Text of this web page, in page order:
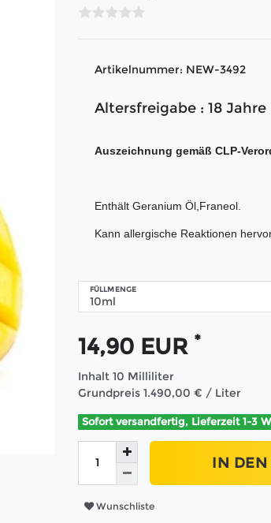
Artikelnummer: NEW-3492
Altersfreigabe : 18 Jahre
Auszeichnung gemäß CLP-
Enthält Geranium Öl,Franeol.
Kann allergische Reaktionen
FÜLLMENGE
14,90 EUR *
Inhalt 10 Milliliter
Grundpreis 1.490,00 € / Liter
Sofort versandfertig, Lieferzeit 1-3
IN DEN
Wunschliste